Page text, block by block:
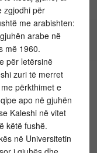
zgjodhi për
me arabishten:
arabe në
më 1960.
për letërsinë
zuri të merret
përkthimet e
apo në gjuhën
Kaleshi në vitet
këtë fushë.
në Universitetin